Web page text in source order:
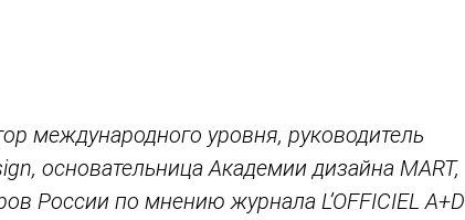
международного уровня, руководитель
основательница Академии дизайна MART,
России по мнению журнала L’OFFICIEL A+D